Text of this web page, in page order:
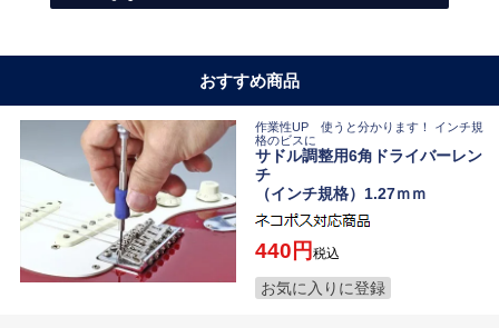
おすすめ商品
作業性UP 使うと分かります！ インチ規
格のビスに
サドル調整用6角ドライバーレン
チ
（インチ規格）1.27ｍｍ
440 税込
お気に入りに登録